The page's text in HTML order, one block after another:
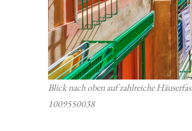
Blick nach oben auf zahlreiche
1009550038